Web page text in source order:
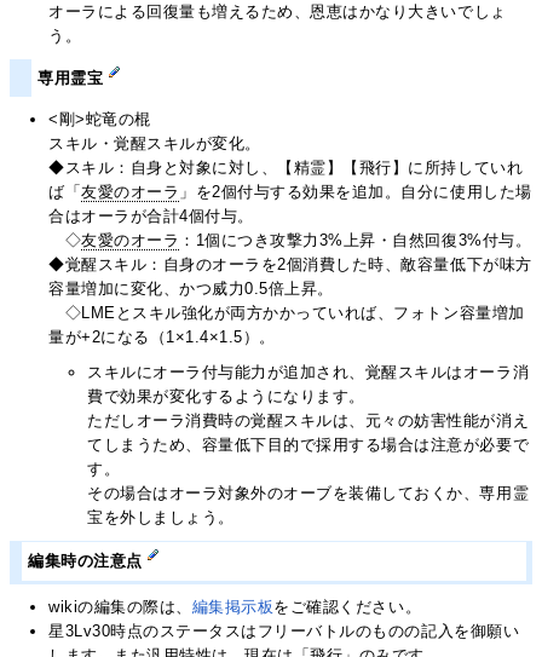
オーラによる回復量も増えるため、恩恵はかなり大きいでしょ
う。
専用霊宝
<剛>蛇竜の棍
スキル・覚醒スキルが変化。
◆スキル：自身と対象に対し、【精霊】【飛行】に所持していれ
ば「友愛のオーラ 」を2個付与する効果を追加。自分に使用した場
合はオーラが合計4個付与。
◇友愛のオーラ ：1個につき攻撃力3%上昇・自然回復3%付与。
◆覚醒スキル：自身のオーラを2個消費した時、敵容量低下が味方
容量増加に変化、かつ威力0.5倍上昇。
◇LMEとスキル強化が両方かかっていれば、フォトン容量増加
量が+2になる（1×1.4×1.5）。
スキルにオーラ付与能力が追加され、覚醒スキルはオーラ消
費で効果が変化するようになります。
ただしオーラ消費時の覚醒スキルは、元々の妨害性能が消え
てしまうため、容量低下目的で採用する場合は注意が必要で
す。
その場合はオーラ対象外のオーブを装備しておくか、専用霊
宝を外しましょう。
編集時の注意点
wikiの編集の際は、 編集掲示板をご確認ください。
星3Lv30時点のステータスはフリーバトルのものの記入を御願い